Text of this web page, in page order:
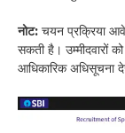
नोट: चयन प्रक्रिया
सकती है। उम्मीदवारों
आधिकारिक अधिसूचना